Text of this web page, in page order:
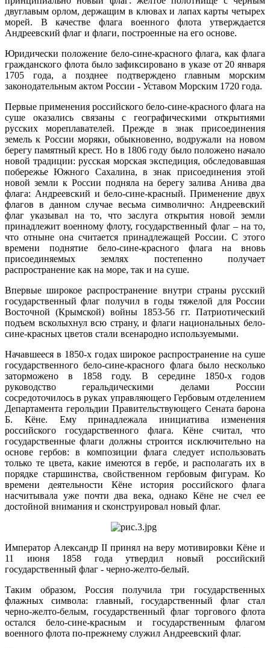
двуглавым орлом, держащим в клювах и лапах карты четырех
морей. В качестве флага военного флота утверждается
Андреевский флаг и флаги, построенные на его основе.
Юридически положение бело-сине-красного флага, как флага
гражданского флота было зафиксировано в указе от 20 января
1705 года, а позднее подтверждено главным морским
законодательным актом России - Уставом Морским 1720 года.
Первые применения российского бело-сине-красного флага на
суше оказались связаны с географическими открытиями
русских мореплавателей. Прежде в знак присоединения
земель к России моряки, обыкновенно, водружали на новом
берегу памятный крест. Но в 1806 году было положено начало
новой традиции: русская морская экспедиция, обследовавшая
побережье Южного Сахалина, в знак присоединения этой
новой земли к России подняла на берегу залива Анива два
флага: Андреевский и бело-сине-красный. Применение двух
флагов в данном случае весьма символично: Андреевский
флаг указывал на то, что заслуга открытия новой земли
принадлежит военному флоту, государственный флаг – на то,
что отныне она считается принадлежащей России. С этого
времени поднятие бело-сине-красного флага на вновь
присоединяемых землях постепенно получает
распространение как на море, так и на суше.
Впервые широкое распространение внутри страны русский
государственный флаг получил в годы тяжелой для России
Восточной (Крымской) войны 1853-56 гг. Патриотический
подъем всколыхнул всю страну, и флаги национальных бело-
сине-красных цветов стали всенародно используемыми.
Начавшееся в 1850-х годах широкое распространение на суше
государственного бело-сине-красного флага было несколько
заторможено в 1858 году. В середине 1850-х годов
руководство геральдическими делами России
сосредоточилось в руках управляющего Гербовым отделением
Департамента герольдии Правительствующего Сената барона
Б. Кёне. Ему принадлежала инициатива изменения
российского государственного флага. Кёне считал, что
государственные флаги должны строится исключительно на
основе гербов: в композиции флага следует использовать
только те цвета, какие имеются в гербе, и располагать их в
порядке старшинства, свойственном гербовым фигурам. Ко
времени деятельности Кёне история российского флага
насчитывала уже почти два века, однако Кёне не счел ее
достойной внимания и сконструировал новый флаг.
Император Александр II принял на веру мотивировки Кёне и
11 июня 1858 года утвердил новый российский
государственный флаг - черно-желто-белый.
Таким образом, Россия получила три государственных
флажных символа: главный, государственный флаг стал
черно-желто-белым, государственный флаг торгового флота
остался бело-сине-красным и государственным флагом
военного флота по-прежнему служил Андреевский флаг.